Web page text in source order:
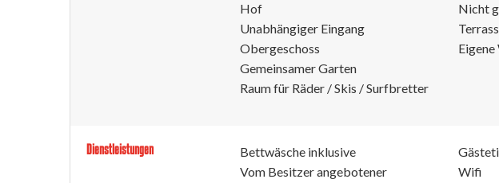
Hof
Unabhängiger Eingang
Obergeschoss
Gemeinsamer Garten
Raum für Räder / Skis / Surfbretter
Nicht
Eigene
Dienstleistungen
Bettwäsche inklusive
Vom Besitzer angebotener
Wifi